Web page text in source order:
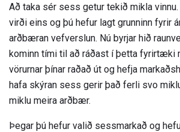
Að taka sér sess getur tekið mikla
virði eins og þú hefur lagt grunninn fyrir
arðbæran vefverslun. Nú byrjar hið
kominn tími til að ráðast í þetta fyrirtæki
vörurnar þínar raðað út og hefja
hafa skýran sess gerir það ferli svo
miklu meira arðbær.
Þegar þú hefur valið sessmarkað og